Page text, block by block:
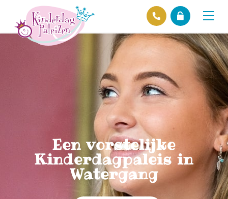
Een vorstelijke
Kinderdagpaleis in
Watergang